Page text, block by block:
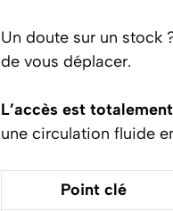
Un doute sur un stock
de vous déplacer.
L’accès est
une circulation fluide
Point clé